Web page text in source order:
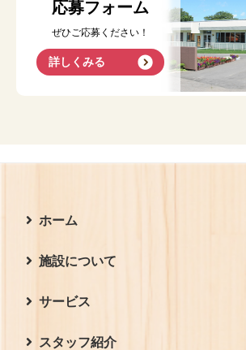
応募フォーム
ぜひご応募ください！
詳しくみる
ホーム
新着情報
施設について
施設の特徴
サービス
スタッフ紹介